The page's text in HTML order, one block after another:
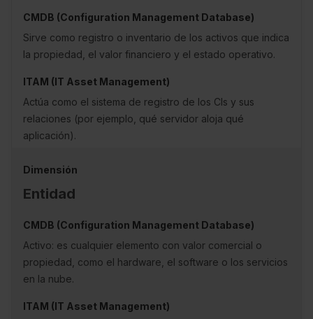
Sirve como registro o inventario de los activos que indica
la propiedad, el valor financiero y el estado operativo.
Actúa como el sistema de registro de los CIs y sus
relaciones (por ejemplo, qué servidor aloja qué
aplicación).
Entidad
Activo: es cualquier elemento con valor comercial o
propiedad, como el hardware, el software o los servicios
en la nube.